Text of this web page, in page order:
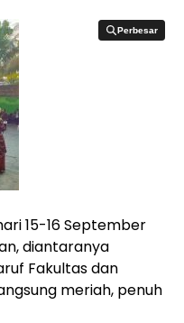
Perbesar
Perbesar
15-16 September
diantaranya
Fakultas dan
meriah, penuh